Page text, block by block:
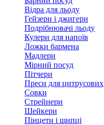
Відра для льоду
Гейзери і джигери
Подрібнювачі льоду
Кулери для напоїв
Ложки бармена
Мадлери
Мірний посуд
Пітчери
Преси для цитрусових
Совки
Стрейнери
Шейкери
Пінцети і щипці